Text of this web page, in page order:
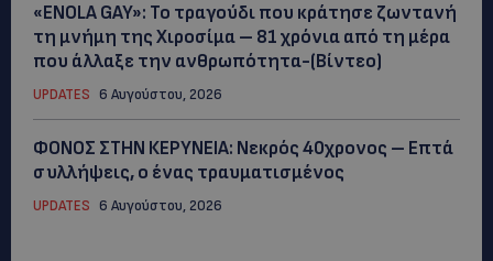
«ENOLA GAY»: Το τραγούδι που κράτησε ζωντανή
τη μνήμη της Χιροσίμα – 81 χρόνια από τη μέρα
που άλλαξε την ανθρωπότητα-(Bίντεο)
UPDATES 6 Αυγούστου, 2026
ΦΟΝΟΣ ΣΤΗΝ ΚΕΡΥΝΕΙΑ: Νεκρός 40χρονος – Επτά
συλλήψεις, ο ένας τραυματισμένος
UPDATES 6 Αυγούστου, 2026